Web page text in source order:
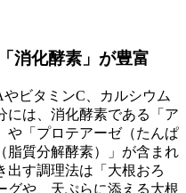
消化酵素」が豊富
ビタミンC、カルシウム
には、消化酵素である「ア
や「プロテアーゼ（たんぱ
脂質分解酵素）」が含まれ
出す調理法は「大根おろ
グや、天ぷらに添える大根